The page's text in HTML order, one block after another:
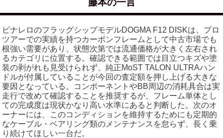
ピナレロのフラッグシップモデルDOGMA F12 DISKは、プロ
ツアーでの実績を持つカーボンフレームとして中古市場でも
根強い需要があり、状態次第では流通価格が大きく左右され
るカテゴリに位置する。確認できる範囲では目立つキズや塗
装の剥がれも見受けられず、純正MoST TALON ULTRAハン
ドルが付属していることが今回の査定額を押し上げる大きな
要因となっている。コンポーネントやBB周辺の消耗具合は実
走行で改めて確認することを推奨するが、フレーム単体とし
ての完成度は現状かなり高い水準にあると判断した。次のオ
ーナーには、このコンディションを維持するためにも定期的
なケーブル・ベアリング類のメンテナンスを怠らず、長く乗
り続けてほしい一台だ。